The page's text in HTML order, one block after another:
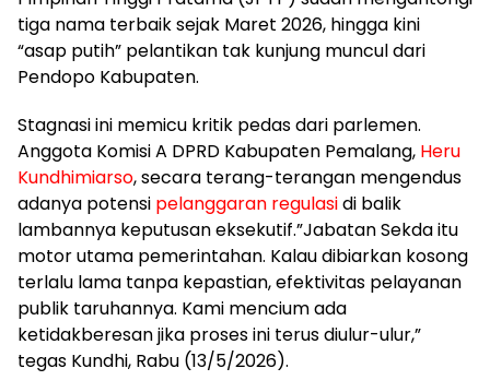
tiga nama terbaik sejak Maret 2026, hingga kini
“asap putih” pelantikan tak kunjung muncul dari
Pendopo Kabupaten.
​Stagnasi ini memicu kritik pedas dari parlemen.
Anggota Komisi A DPRD Kabupaten Pemalang, Heru
Kundhimiarso, secara terang-terangan mengendus
adanya potensi pelanggaran regulasidi balik
lambannya keputusan eksekutif.​”Jabatan Sekda itu
motor utama pemerintahan. Kalau dibiarkan kosong
terlalu lama tanpa kepastian, efektivitas pelayanan
publik taruhannya. Kami mencium ada
ketidakberesan jika proses ini terus diulur-ulur,”
tegas Kundhi, Rabu (13/5/2026).